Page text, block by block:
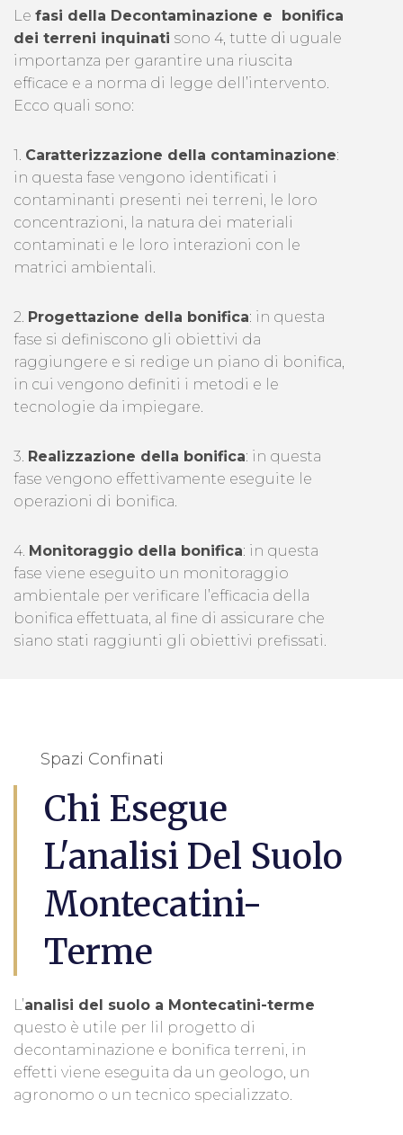
Le fasi della Decontaminazione e bonifica
dei terreni inquinati sono 4, tutte di uguale
importanza per garantire una riuscita
efficace e a norma di legge dell’intervento.
Ecco quali sono:
1. Caratterizzazione della contaminazione:
in questa fase vengono identificati i
contaminanti presenti nei terreni, le loro
concentrazioni, la natura dei materiali
contaminati e le loro interazioni con le
matrici ambientali.
2. Progettazione della bonifica: in questa
fase si definiscono gli obiettivi da
raggiungere e si redige un piano di bonifica,
in cui vengono definiti i metodi e le
tecnologie da impiegare.
3. Realizzazione della bonifica: in questa
fase vengono effettivamente eseguite le
operazioni di bonifica.
4. Monitoraggio della bonifica: in questa
fase viene eseguito un monitoraggio
ambientale per verificare l’efficacia della
bonifica effettuata, al fine di assicurare che
siano stati raggiunti gli obiettivi prefissati.
Spazi Confinati
Chi Esegue
L'analisi Del Suolo
Montecatini-
Terme
L’analisi del suolo a Montecatini-terme
questo è utile per lil progetto di
decontaminazione e bonifica terreni, in
effetti viene eseguita da un geologo, un
agronomo o un tecnico specializzato.